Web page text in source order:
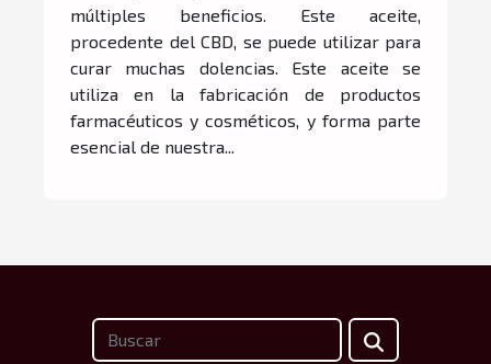
múltiples beneficios. Este aceite,
procedente del CBD, se puede utilizar para
curar muchas dolencias. Este aceite se
utiliza en la fabricación de productos
farmacéuticos y cosméticos, y forma parte
esencial de nuestra...